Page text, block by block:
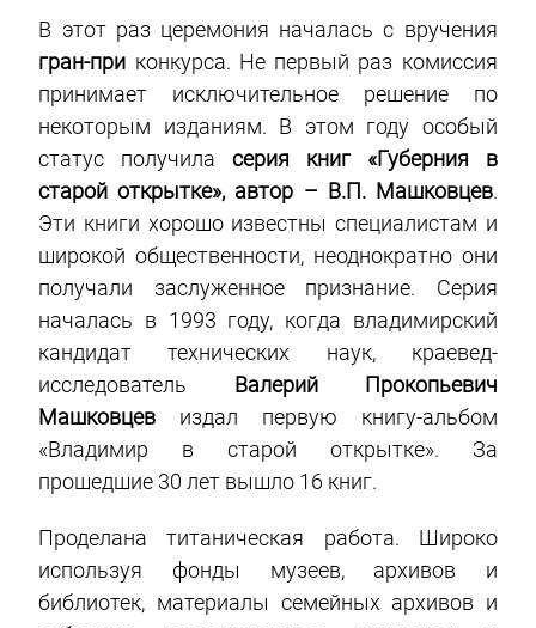
В этот раз церемония началась с вручения
гран-при конкурса. Не первый раз комиссия
принимает исключительное решение по
некоторым изданиям. В этом году особый
статус получиласерия книг «Губерния в
старой открытке», автор – В.П. Машковцев.
Эти книги хорошо известны специалистам и
широкой общественности, неоднократно они
получали заслуженное признание. Серия
началась в 1993 году, когда владимирский
кандидат технических наук, краевед-
исследователь Валерий Прокопьевич
Машковцев издал первую книгу-альбом
«Владимир в старой открытке». За
прошедшие 30 лет вышло 16 книг.
Проделана титаническая работа. Широко
используя фонды музеев, архивов и
библиотек, материалы семейных архивов и